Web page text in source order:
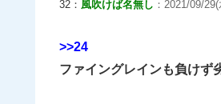
32： 風吹けば名無し ：2021/09/
>>24
ファイングレインも負けず